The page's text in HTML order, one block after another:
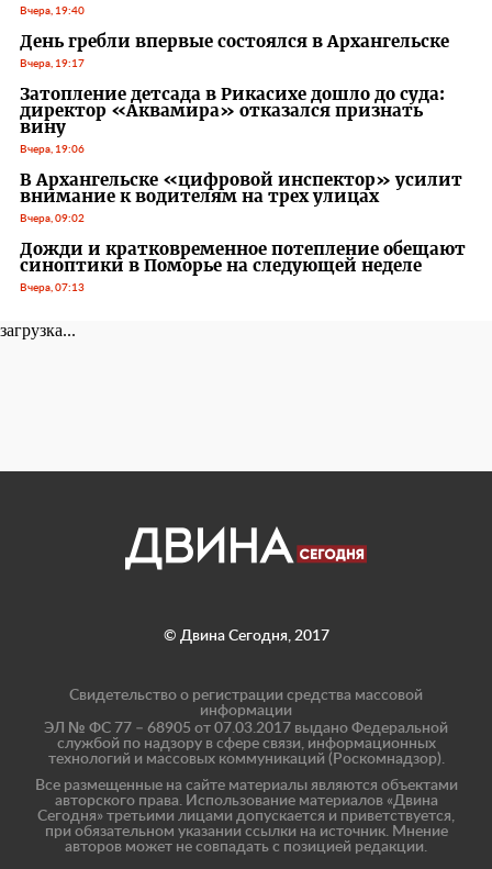
Вчера, 19:40
День гребли впервые состоялся в Архангельске
Вчера, 19:17
Затопление детсада в Рикасихе дошло до суда:
директор «Аквамира» отказался признать
вину
Вчера, 19:06
В Архангельске «цифровой инспектор» усилит
внимание к водителям на трех улицах
Вчера, 09:02
Дожди и кратковременное потепление обещают
синоптики в Поморье на следующей неделе
Вчера, 07:13
загрузка...
© Двина Сегодня, 2017
Свидетельство о регистрации средства массовой
информации
ЭЛ № ФС 77 – 68905 от 07.03.2017 выдано Федеральной
службой по надзору в сфере связи, информационных
технологий и массовых коммуникаций (Роскомнадзор).
Все размещенные на сайте материалы являются объектами
авторского права. Использование материалов «Двина
Сегодня» третьими лицами допускается и приветствуется,
при обязательном указании ссылки на источник. Мнение
авторов может не совпадать с позицией редакции.